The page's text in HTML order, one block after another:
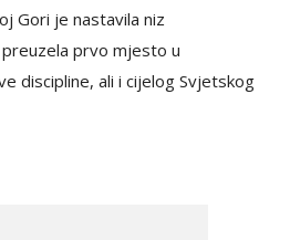
Gori je nastavila niz
prvo mjesto u
discipline, ali i cijelog Svjetskog